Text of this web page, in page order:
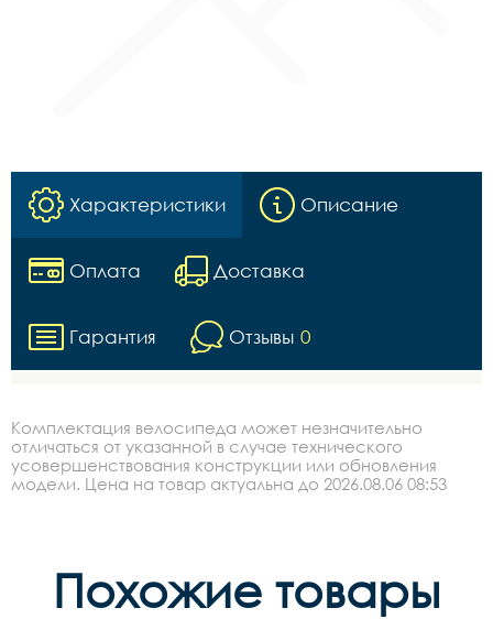
Характеристики Описание
Оплата Доставка
Гарантия Отзывы 0
Комплектация велосипеда может незначительно
отличаться от указанной в случае технического
усовершенствования конструкции или обновления
модели. Цена на товар актуальна до 2026.08.06 08:53
Похожие товары